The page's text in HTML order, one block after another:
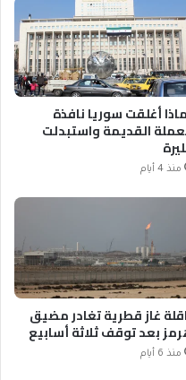
أغلقت سوريا نافذة
القديمة واستبدلت
منذ 4 أيام
غاز قطرية تغادر مضيق
بعد توقف ثلاثة أسابيع
منذ 6 أيام